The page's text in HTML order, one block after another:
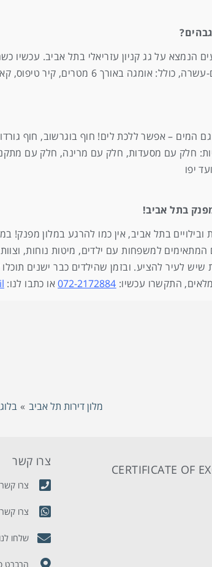
הנמצא על גג קניון עזריאלי בתל אביב. עכשיו
ופעילויות שונות לגילאי טרום-
המים – אפשר ללכת לים! חוף בוגרשוב, חוף
חלק עם מסעדות, חלק עם מרינה, חלק עם מתקני
יפו
בתל אביב!
המתאימים למשפחות עם ילדים, מיטות נוחות,
התקשרו עכשיו: 072-2172884או כתבו לנו:
מלון דירות תל אביב » בלוג
CERTIFICATE OF
צרו קשר
צרו
צרו
שלחו
הרברט סמואל 76, תל